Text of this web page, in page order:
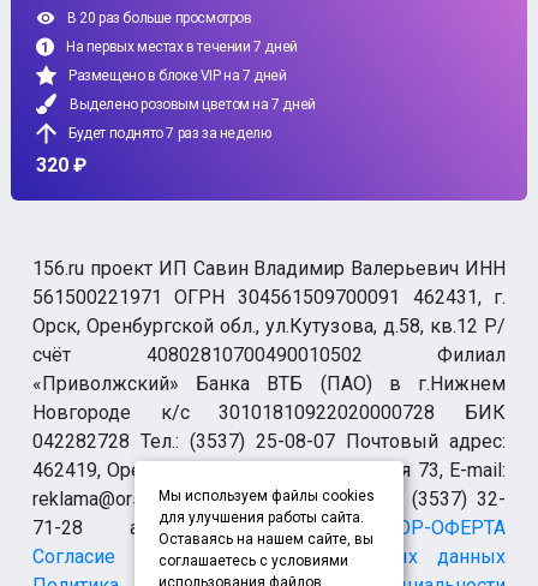
В 20 раз больше просмотров
На первых местах в течении 7 дней
Размещено в блоке VIP на 7 дней
Выделено розовым цветом на 7 дней
Будет поднято 7 раз за неделю
320 ₽
156.ru проект ИП Савин Владимир Валерьевич ИНН
561500221971 ОГРН 304561509700091 462431, г.
Орск, Оренбургской обл., ул.Кутузова, д.58, кв.12 Р/
счёт 40802810700490010502 Филиал
«Приволжский» Банка ВТБ (ПАО) в г.Нижнем
Новгороде к/с 30101810922020000728 БИК
042282728 Тел.: (3537) 25-08-07 Почтовый адрес:
462419, Оренбургская обл., г. Орск-19 а/я 73, E-mail:
reklama@orsk.ru ТЕЛЕФОН МОДЕРАЦИИ (3537) 32-
71-28 allsupport@orsk.ruДОГОВОР-ОФЕРТА
Согласие на обработку персональных данных
Мы используем файлы cookies
для улучшения работы сайта.
Оставаясь на нашем сайте, вы
соглашаетесь с условиями
использования файлов